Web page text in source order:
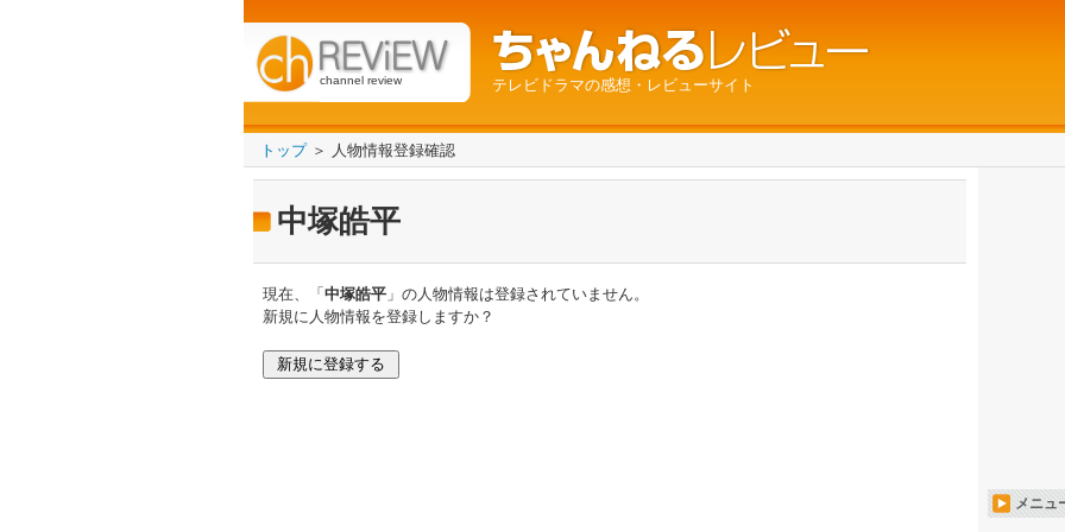
channel review テレビドラマの感想・レビューサイト
トップ＞ 人物情報登録確認
中塚皓平
現在、「 中塚皓平 」の人物情報は登録されていません。
新規に人物情報を登録しますか？
メニュ